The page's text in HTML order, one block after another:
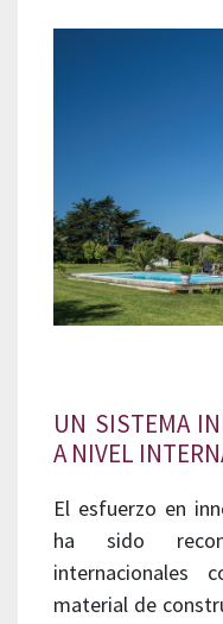
UN SISTEMA
A NIVEL
El esfuerzo en
ha sido
material de